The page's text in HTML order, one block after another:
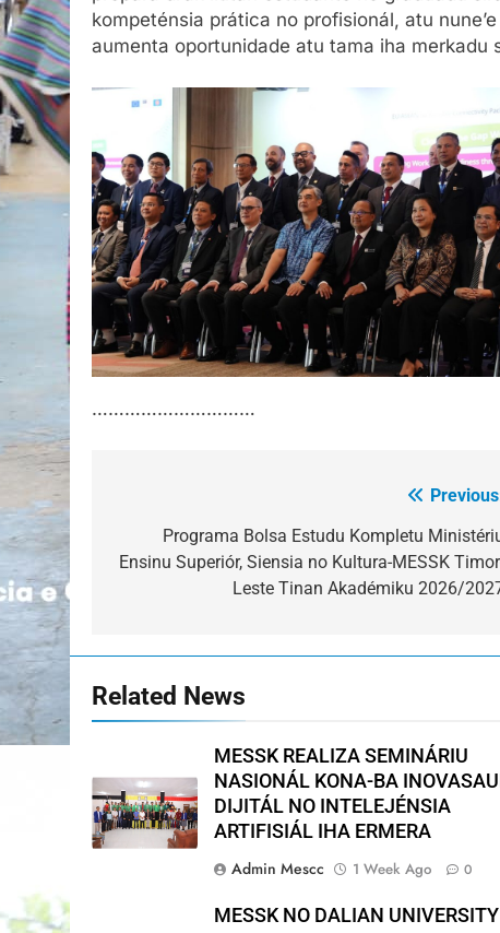
kompeténsia prática no profisionál, atu
aumenta oportunidade atu tama iha merkadu
…………………………
navigation
Programa Bolsa Estudu Kompletu
Ensinu Superiór, Siensia no Kultura-MESSK
Leste Tinan Akadémiku 2026/
Related News
MESSK REALIZA SEMINÁRIU
NASIONÁL KONA-BA
DIJITÁL NO INTELEJÉNSIA
ARTIFISIÁL IHA ERMERA
Admin Mescc
1 Week Ago 0
MESSK NO DALIAN UNIVERSITY